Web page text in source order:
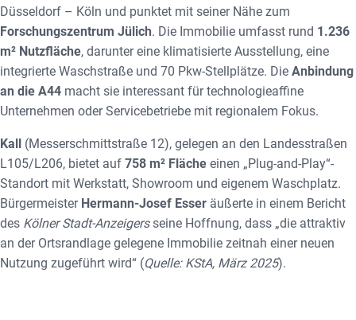
Düsseldorf – Köln und punktet mit seiner Nähe zum
Forschungszentrum Jülich. Die Immobilie umfasst rund 1.236
m² Nutzfläche, darunter eine klimatisierte Ausstellung, eine
integrierte Waschstraße und 70 Pkw-Stellplätze. Die Anbindung
an die A44 macht sie interessant für technologieaffine
Unternehmen oder Servicebetriebe mit regionalem Fokus.
Kall (Messerschmittstraße 12), gelegen an den Landesstraßen
L105/L206, bietet auf 758 m² Fläche einen „Plug-and-Play“-
Standort mit Werkstatt, Showroom und eigenem Waschplatz.
Bürgermeister Hermann-Josef Esser äußerte in einem Bericht
des Kölner Stadt-Anzeigersseine Hoffnung, dass „die attraktiv
an der Ortsrandlage gelegene Immobilie zeitnah einer neuen
Nutzung zugeführt wird“ (Quelle: KStA, März 2025).